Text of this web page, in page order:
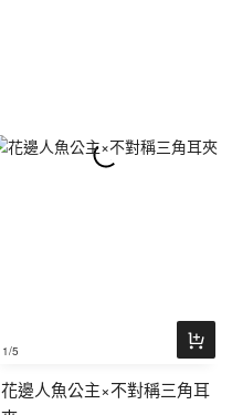
1/5
花邊人魚公主×不對稱三角耳